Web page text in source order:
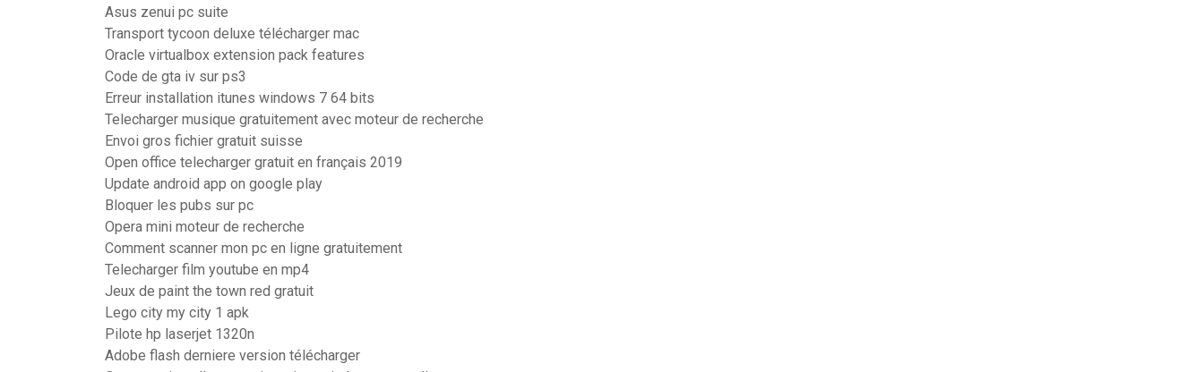
Asus zenui pc suite
Transport tycoon deluxe télécharger mac
Oracle virtualbox extension pack features
Code de gta iv sur ps3
Erreur installation itunes windows 7 64 bits
Telecharger musique gratuitement avec moteur de recherche
Envoi gros fichier gratuit suisse
Open office telecharger gratuit en français 2019
Update android app on google play
Bloquer les pubs sur pc
Opera mini moteur de recherche
Comment scanner mon pc en ligne gratuitement
Telecharger film youtube en mp4
Jeux de paint the town red gratuit
Lego city my city 1 apk
Pilote hp laserjet 1320n
Adobe flash derniere version télécharger